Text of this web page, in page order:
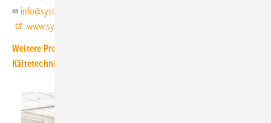
info@systemair.de
www.systemair.de
Weitere Produkt-Meldungen zum Thema Luft-, Klima- und
Kältetechnik